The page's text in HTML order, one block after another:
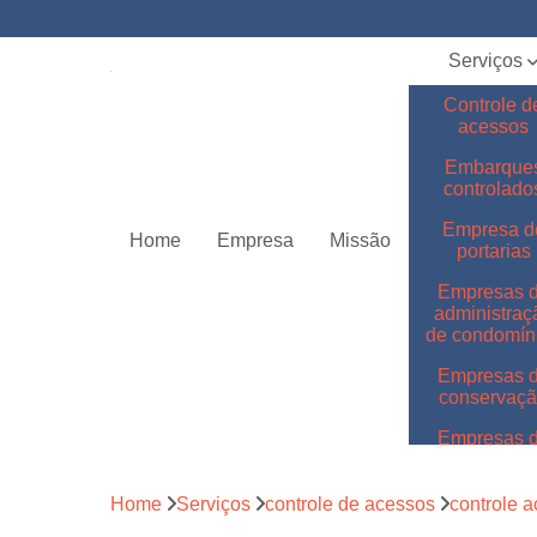
Home Empresa Missão
Serviços
Controle
acessos
Empresa
portarias
Empresas
de
Empresas
Empresas
Empresas
Home Serviços controle de acessos controle